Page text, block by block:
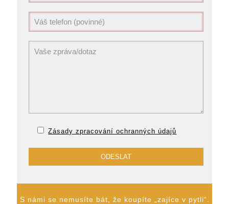
Zásady zpracování ochranných údajů
S námi se nemusíte bát, že koupíte „zajíce v pytli“.